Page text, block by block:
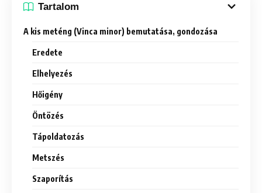
Tartalom
A kis meténg (Vinca minor) bemutatása, gondozása
Eredete
Elhelyezés
Hőigény
Öntözés
Tápoldatozás
Metszés
Szaporítás